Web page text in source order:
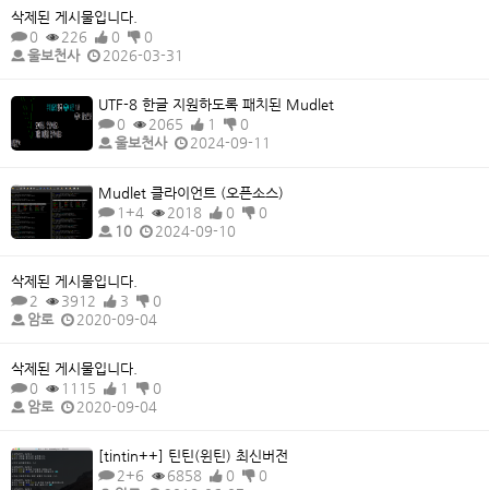
삭제된 게시물입니다.
0
226 0
0
울보천사
2026-03-31
UTF-8 한글 지원하도록 패치된 Mudlet
0
2065 1
0
울보천사
2024-09-11
Mudlet 클라이언트 (오픈소스)
1+4
2018 0
0
10
2024-09-10
삭제된 게시물입니다.
2
3912 3
0
암로
2020-09-04
삭제된 게시물입니다.
0
1115 1
0
암로
2020-09-04
[tintin++] 틴틴(윈틴) 최신버전
2+6
6858 0
0